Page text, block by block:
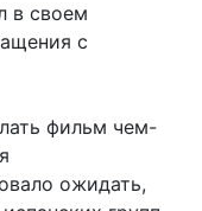
в своем
с
фильм чем-
ожидать,